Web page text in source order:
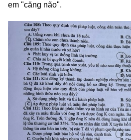
em "căng não".